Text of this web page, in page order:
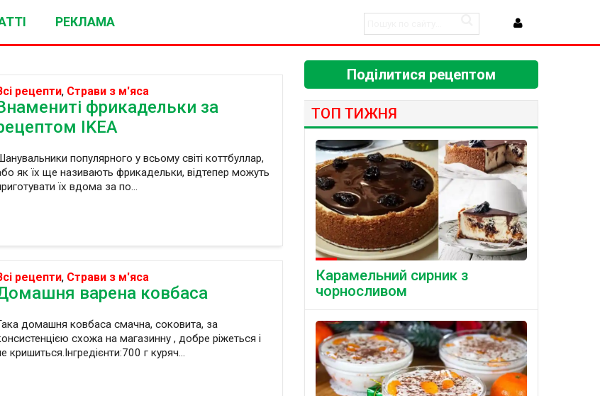
РЕКЛАМА
рецепти, Страви з м'яса
фрикадельки за
IKEA
популярного у всьому світі коттбуллар,
як їх ще називають фрикадельки, відтепер можуть
їх вдома за по...
рецепти, Страви з м'яса
варена ковбаса
домашня ковбаса смачна, соковита, за
схожа на магазинну , добре ріжеться і
кришиться.Інгредієнти:700 г куряч...
Поділитися рецептом
ТОП ТИЖНЯ
Карамельний сирник з
чорносливом